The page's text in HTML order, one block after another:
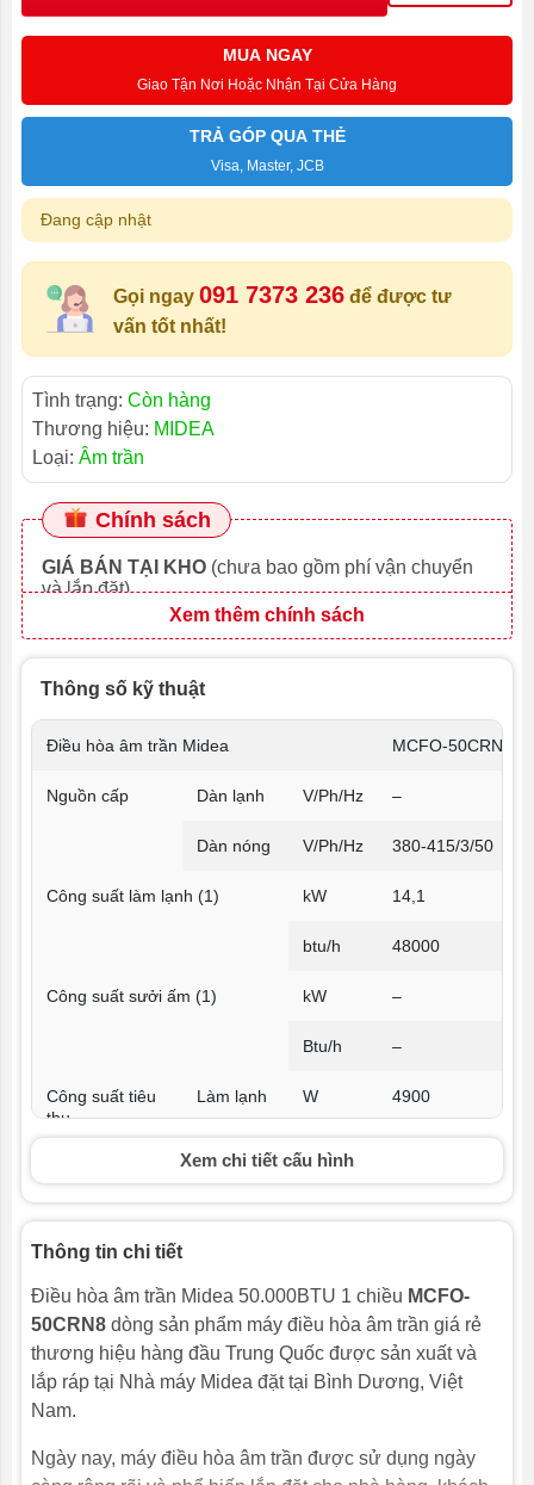
MUA NGAY
Giao Tận Nơi Hoặc Nhận Tại Cửa Hàng
TRẢ GÓP QUA THẺ
Visa, Master, JCB
Đang cập nhật
Gọi ngay 091 7373 236 để được tư
vấn tốt nhất!
Tình trạng: Còn hàng
Thương hiệu: MIDEA
Loại: Âm trần
Chính sách
GIÁ BÁN TẠI KHO (chưa bao gồm phí vận chuyển
và lắp đặt)
Xem thêm chính sách
Thông số kỹ thuật
Điều hòa âm trần Midea MCFO-50CRN8
Nguồn cấp Dàn lạnh V/Ph/Hz –
Dàn nóng V/Ph/Hz 380-415/3/50
Công suất làm lạnh (1) kW 14,1
btu/h 48000
Công suất sưởi ấm (1) kW –
Btu/h –
Công suất tiêu
thụ
Làm lạnh W 4900
năng lượng
lạnh)
(Sưởi)
Màu mặt nạ Trắng
Xem chi tiết cấu hình
Thông tin chi tiết
Điều hòa âm trần Midea 50.000BTU 1 chiều MCFO-
50CRN8 dòng sản phẩm máy điều hòa âm trần giá rẻ
thương hiệu hàng đầu Trung Quốc được sản xuất và
lắp ráp tại Nhà máy Midea đặt tại Bình Dương, Việt
Nam.
Ngày nay, máy điều hòa âm trần được sử dụng ngày